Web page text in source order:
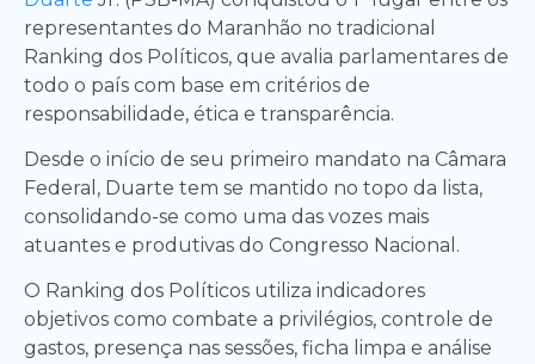
representantes do Maranhão no tradicional
Ranking dos Políticos, que avalia parlamentares de
todo o país com base em critérios de
responsabilidade, ética e transparência.
Desde o início de seu primeiro mandato na Câmara
Federal, Duarte tem se mantido no topo da lista,
consolidando-se como uma das vozes mais
atuantes e produtivas do Congresso Nacional.
O Ranking dos Políticos utiliza indicadores
objetivos como combate a privilégios, controle de
gastos, presença nas sessões, ficha limpa e análise